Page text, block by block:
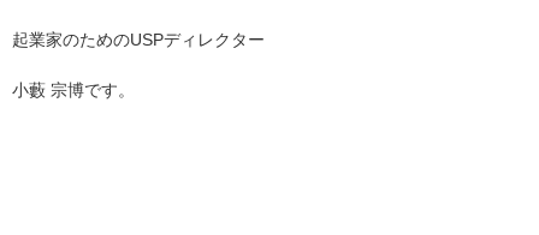
起業家のためのUSPディレクター
小藪 宗博です。